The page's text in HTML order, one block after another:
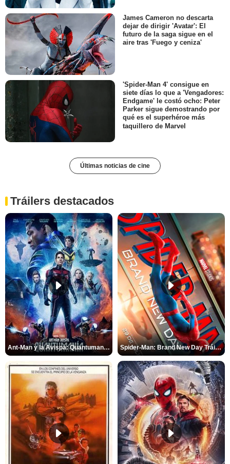
James Cameron no descarta
dejar de dirigir 'Avatar': El
futuro de la saga sigue en el
aire tras 'Fuego y ceniza'
'Spider-Man 4' consigue en
siete días lo que a 'Vengadores:
Endgame' le costó ocho: Peter
Parker sigue demostrando por
qué es el superhéroe más
taquillero de Marvel
Últimas noticias de cine
Tráilers destacados
Ant-Man y la Avispa: Quantumanía Tráiler (2) Spider-Man: Brand New Day Tráiler (3)